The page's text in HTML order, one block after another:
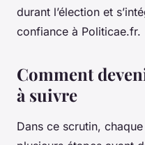
durant l’élection et
confiance à Politicae.fr.
Comment
à suivre
Dans ce scrutin,